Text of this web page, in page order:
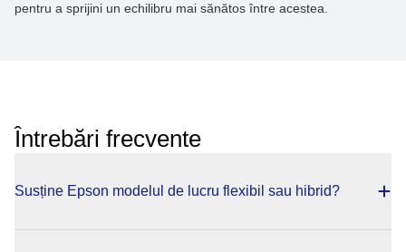
pentru a sprijini un echilibru mai sănătos între acestea.
Întrebări frecvente
Susține Epson modelul de lucru flexibil sau hibrid?